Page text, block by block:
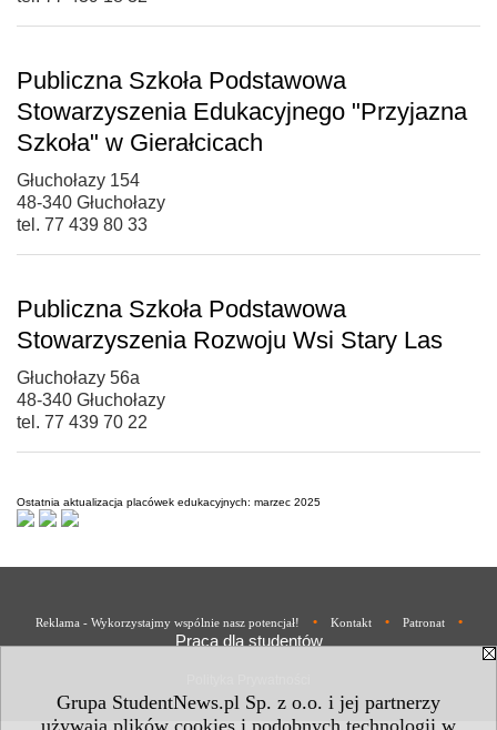
Grupa StudentNews.pl Sp. z o.o. i jej partnerzy
używają plików cookies i podobnych technologii w
Publiczna Szkoła Podstawowa
Stowarzyszenia Edukacyjnego "Przyjazna
Szkoła" w Gierałcicach
Głuchołazy 154
48-340 Głuchołazy
tel. 77 439 80 33
Publiczna Szkoła Podstawowa
Stowarzyszenia Rozwoju Wsi Stary Las
Głuchołazy 56a
48-340 Głuchołazy
tel. 77 439 70 22
Ostatnia aktualizacja placówek edukacyjnych: marzec 2025
Reklama - Wykorzystajmy wspólnie nasz potencjał! • Kontakt • Patronat •
Praca dla studentów